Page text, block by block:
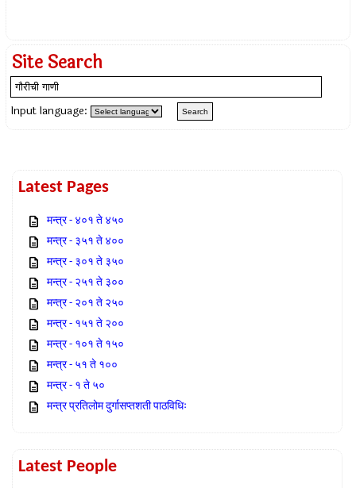
Site Search
Input language:
Latest Pages
मन्त्र - ४०१ ते ४५०
मन्त्र - ३५१ ते ४००
मन्त्र - ३०१ ते ३५०
मन्त्र - २५१ ते ३००
मन्त्र - २०१ ते २५०
मन्त्र - १५१ ते २००
मन्त्र - १०१ ते १५०
मन्त्र - ५१ ते १००
मन्त्र - १ ते ५०
मन्त्र प्रतिलोम दुर्गासप्तशती पाठविधिः
Latest People